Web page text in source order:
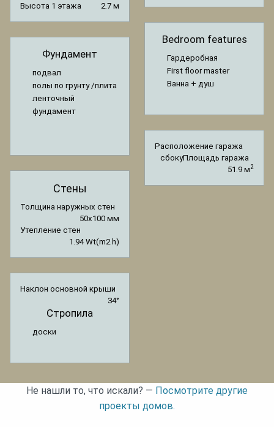
Высота 1 этажа
2.7 м
Фундамент
подвал
полы по грунту /плита
ленточный
фундамент
Стены
Толщина наружных стен
50x100 мм
Утепление стен
1.94 Wt(m2 h)
Наклон основной крыши
34°
Стропила
доски
Bedroom features
Гардеробная
First floor master
Ванна + душ
Расположение гаража
сбокуПлощадь гаража
51.9 м2
Не нашли то, что искали? — Посмотрите другие
проекты домов.